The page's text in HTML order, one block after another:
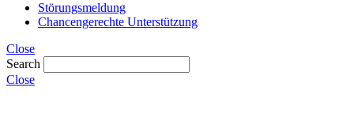
Störungsmeldung
Chancengerechte Unterstützung
Close
Search
Close